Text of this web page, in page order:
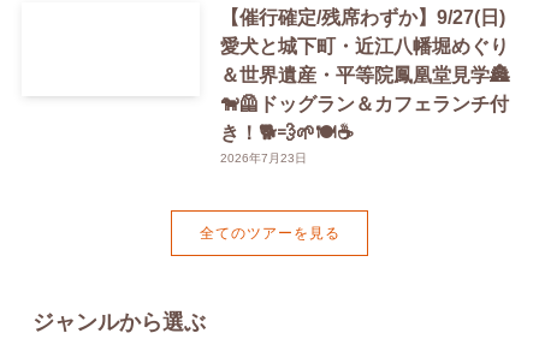
【催行確定/残席わずか】9/27(日)
愛犬と城下町・近江八幡堀めぐり
＆世界遺産・平等院鳳凰堂見学🏯
🐕‍🦺ドッグラン＆カフェランチ付
き！🐕💨🌱🍽️☕️
2026年7月23日
全てのツアーを見る
ジャンルから選ぶ